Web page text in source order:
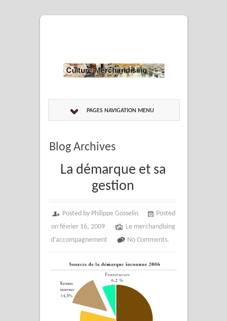
PAGES NAVIGATION MENU
Blog Archives
La démarque et sa
gestion
Posted by Philippe Gosselin
Posted
on février 16, 2009
Le merchandising
d’accompagnement
No Comments.